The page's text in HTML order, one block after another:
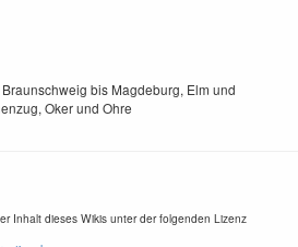
bis Magdeburg, Elm und
Oker und Ohre
Inhalt dieses Wikis unter der folgenden Lizenz